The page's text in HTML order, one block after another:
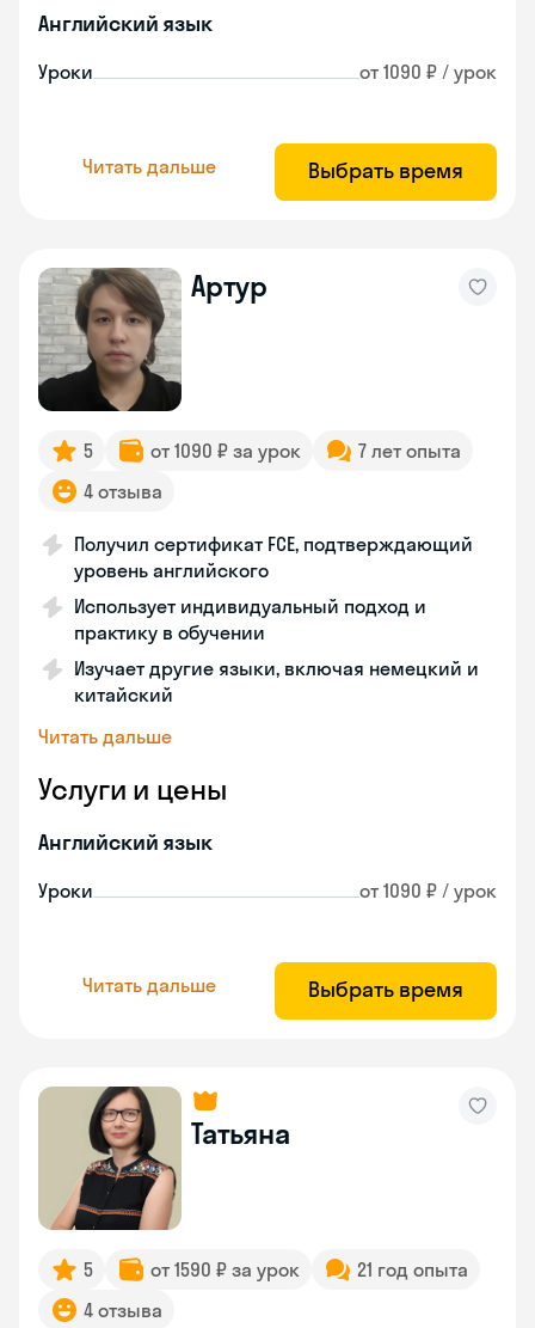
Английский язык
Уроки от 1090 ₽ / урок
Читать дальше Выбрать время
Артур
5 от 1090 ₽ за урок
7 лет опыта
4 отзыва
Получил сертификат FCE, подтверждающий
уровень английского
Использует индивидуальный подход и
практику в обучении
Изучает другие языки, включая немецкий и
китайский
Читать дальше
Услуги и цены
Английский язык
Уроки от 1090 ₽ / урок
Читать дальше Выбрать время
Татьяна
5 от 1590 ₽ за урок
21 год опыта
4 отзыва